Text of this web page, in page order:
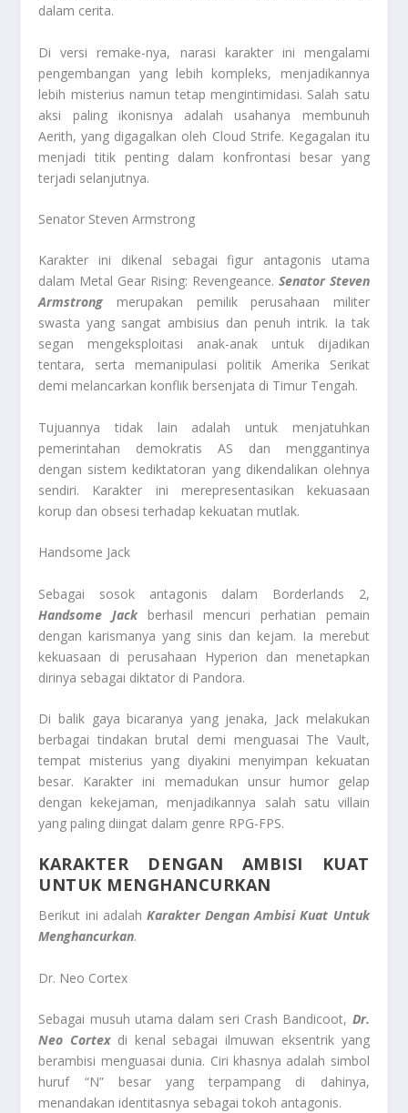
dalam cerita.
Di versi remake-nya, narasi karakter ini mengalami
pengembangan yang lebih kompleks, menjadikannya
lebih misterius namun tetap mengintimidasi. Salah satu
aksi paling ikonisnya adalah usahanya membunuh
Aerith, yang digagalkan oleh Cloud Strife. Kegagalan itu
menjadi titik penting dalam konfrontasi besar yang
terjadi selanjutnya.
Senator Steven Armstrong
Karakter ini dikenal sebagai figur antagonis utama
dalam Metal Gear Rising: Revengeance. Senator Steven
Armstrong merupakan pemilik perusahaan militer
swasta yang sangat ambisius dan penuh intrik. Ia tak
segan mengeksploitasi anak-anak untuk dijadikan
tentara, serta memanipulasi politik Amerika Serikat
demi melancarkan konflik bersenjata di Timur Tengah.
Tujuannya tidak lain adalah untuk menjatuhkan
pemerintahan demokratis AS dan menggantinya
dengan sistem kediktatoran yang dikendalikan olehnya
sendiri. Karakter ini merepresentasikan kekuasaan
korup dan obsesi terhadap kekuatan mutlak.
Handsome Jack
Sebagai sosok antagonis dalam Borderlands 2,
Handsome Jackberhasil mencuri perhatian pemain
dengan karismanya yang sinis dan kejam. Ia merebut
kekuasaan di perusahaan Hyperion dan menetapkan
dirinya sebagai diktator di Pandora.
Di balik gaya bicaranya yang jenaka, Jack melakukan
berbagai tindakan brutal demi menguasai The Vault,
tempat misterius yang diyakini menyimpan kekuatan
besar. Karakter ini memadukan unsur humor gelap
dengan kekejaman, menjadikannya salah satu villain
yang paling diingat dalam genre RPG-FPS.
KARAKTER DENGAN AMBISI KUAT
UNTUK MENGHANCURKAN
Berikut ini adalah Karakter Dengan Ambisi Kuat Untuk
Menghancurkan.
Dr. Neo Cortex
Sebagai musuh utama dalam seri Crash Bandicoot, Dr.
Neo Cortex di kenal sebagai ilmuwan eksentrik yang
berambisi menguasai dunia. Ciri khasnya adalah simbol
huruf “N” besar yang terpampang di dahinya,
menandakan identitasnya sebagai tokoh antagonis.